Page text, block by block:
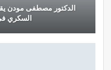
الدكتور مصطفى مودن
السكري